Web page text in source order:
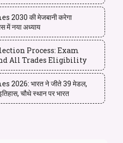
की मेजबानी करेगा
में नया अध्याय
Process: Exam
All Trades Eligibility
भारत ने जीते 39 मेडल,
चौथे स्थान पर भारत